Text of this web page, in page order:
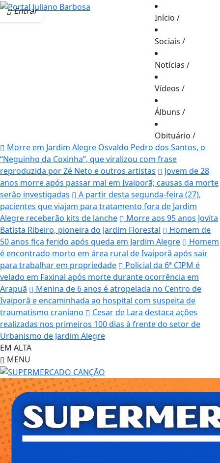
Entrar
Início /
Sociais /
Notícias /
Vídeos /
Álbuns /
Obituário /
Morre em Jardim Alegre Osvaldo Pedro dos Santos, o
“Neguinho da Coxinha”, que viralizou com frase
reproduzida por Zé Neto e outros artistas
Jovem de 28
anos morre após passar mal em Ivaiporã; causas da morte
serão investigadas
A partir desta segunda-feira (27),
pacientes que viajam para tratamento fora de Jardim
Alegre receberão kits de lanche
Morre aos 95 anos Jovita
Batista Ribeiro, pioneira do Jardim Florestal
Homem de
50 anos fica ferido após queda em Jardim Alegre
Homem
é encontrado morto em área rural de Ivaiporã após sair
para trabalhar em propriedade
Policial da 6ª CIPM é
velado em Faxinal após morte durante ocorrência em
Arapuã
Menina de 6 anos é atropelada no Centro de
Ivaiporã e encaminhada ao hospital com suspeita de
traumatismo craniano
Cesar de Lara destaca ações
realizadas nos primeiros 100 dias à frente do setor de
Urbanismo de Jardim Alegre
EM ALTA
MENU